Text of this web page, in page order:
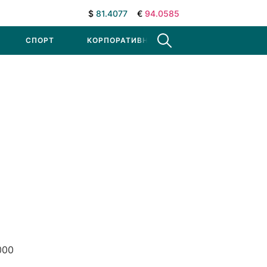
$ 81.4077 € 94.0585
СПОРТ КОРПОРАТИВНЫЕ НОВОСТИ